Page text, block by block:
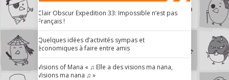
Clair Obscur Expedition 33: Impossible n’est pas
Français !
Quelques idées d’activités sympas et
économiques à faire entre amis
Visions of Mana « ♫ Elle a des visions ma nana,
Visions ma nana ♫ »